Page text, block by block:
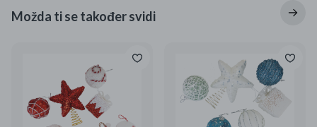
Možda ti se također svidi